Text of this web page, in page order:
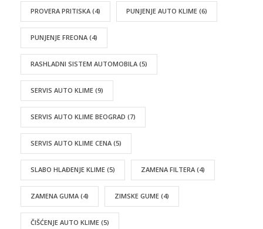
PROVERA PRITISKA (4) PUNJENJE AUTO KLIME (6)
PUNJENJE FREONA (4)
RASHLADNI SISTEM AUTOMOBILA (5)
SERVIS AUTO KLIME (9)
SERVIS AUTO KLIME BEOGRAD (7)
SERVIS AUTO KLIME CENA (5)
SLABO HLAĐENJE KLIME (5) ZAMENA FILTERA (4)
ZAMENA GUMA (4) ZIMSKE GUME (4)
ČIŠĆENJE AUTO KLIME (5)